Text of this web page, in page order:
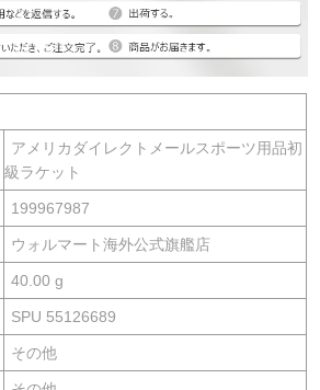
アメリカダイレクトメールスポーツ用品初
級ラケット
199967987
ウォルマート海外公式旗艦店
40.00 g
SPU 55126689
その他